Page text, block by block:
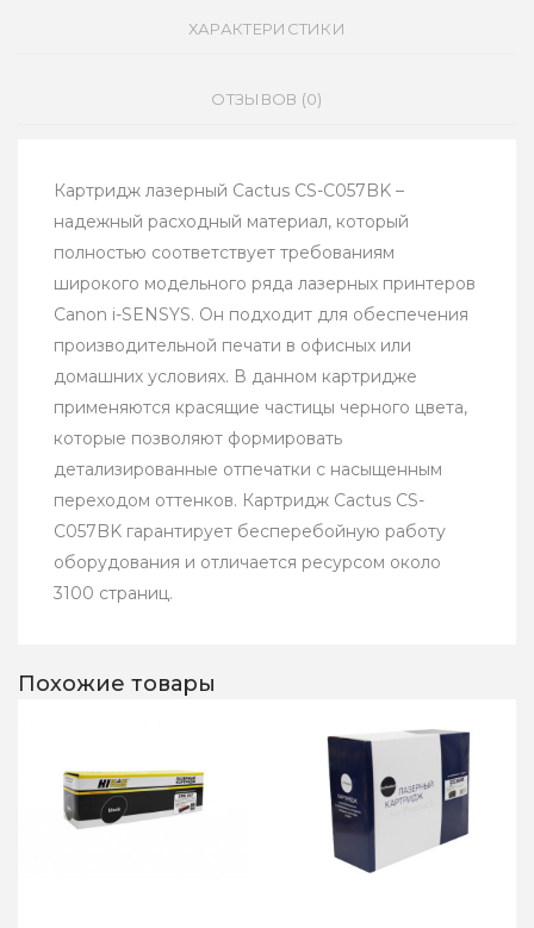
ХАРАКТЕРИСТИКИ
ОТЗЫВОВ (0)
Картридж лазерный Cactus CS-C057BK –
надежный расходный материал, который
полностью соответствует требованиям
широкого модельного ряда лазерных принтеров
Canon i-SENSYS. Он подходит для обеспечения
производительной печати в офисных или
домашних условиях. В данном картридже
применяются красящие частицы черного цвета,
которые позволяют формировать
детализированные отпечатки с насыщенным
переходом оттенков. Картридж Cactus CS-
C057BK гарантирует бесперебойную работу
оборудования и отличается ресурсом около
3100 страниц.
Похожие товары